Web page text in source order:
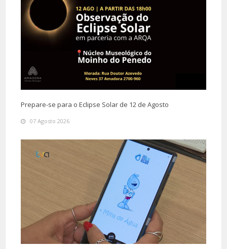
Prepare-se para o Eclipse Solar de 12 de Agosto
07 Agosto 2026